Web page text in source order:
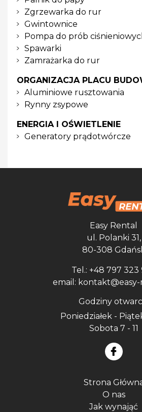
Zgrzewarka do rur
Gwintownice
Pompa do prób
Spawarki
Zamrażarka do rur
ORGANIZACJA PLACU
Aluminiowe rusztowania
Rynny zsypowe
ENERGIA I OŚWIETLENIE
Generatory prądotwórcze
Easy Rental
ul. Polanki 31,
80-308
Tel.: +48 797 323
email: kontakt@easy-
Godziny
Poniedziałek -
Sobota 7 - 11
Strona
O nas
Jak wynająć